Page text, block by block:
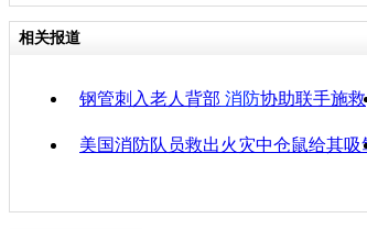
相关报道
钢管刺入老人背部 消防协助联手施救
美国消防队员救出火灾中仓鼠给其吸